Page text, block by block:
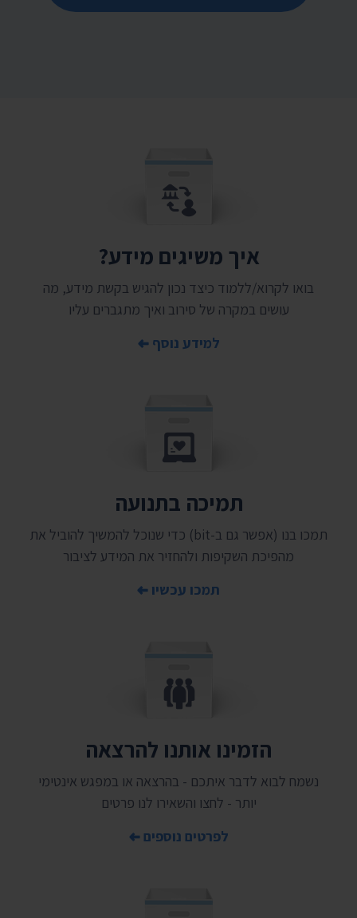
איך משיגים מידע?
בואו לקרוא/ללמוד כיצד נכון להגיש בקשת מידע, מה
עושים במקרה של סירוב ואיך מתגברים עליו
למידע נוסף
תמיכה בתנועה
תמכו בנו (אפשר גם ב-bit) כדי שנוכל להמשיך להוביל את
מהפיכת השקיפות ולהחזיר את המידע לציבור
תמכו עכשיו
הזמינו אותנו להרצאה
נשמח לבוא לדבר איתכם - בהרצאה או במפגש אינטימי
יותר - לחצו והשאירו לנו פרטים
לפרטים נוספים